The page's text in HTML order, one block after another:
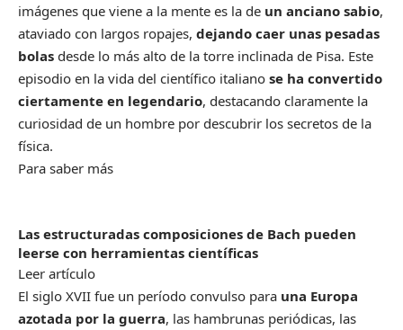
imágenes que viene a la mente es la de un anciano sabio,
ataviado con largos ropajes, dejando caer unas pesadas
bolas desde lo más alto de la torre inclinada de Pisa. Este
episodio en la vida del científico italiano se ha convertido
ciertamente en legendario, destacando claramente la
curiosidad de un hombre por descubrir los secretos de la
física.
Para saber más
Las estructuradas composiciones de Bach pueden
leerse con herramientas científicas
Leer artículo
El siglo XVII fue un período convulso para una Europa
azotada por la guerra, las hambrunas periódicas, las